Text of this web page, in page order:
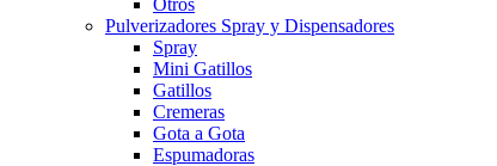
Otros
Pulverizadores Spray y Dispensadores
Spray
Mini Gatillos
Gatillos
Cremeras
Gota a Gota
Espumadoras